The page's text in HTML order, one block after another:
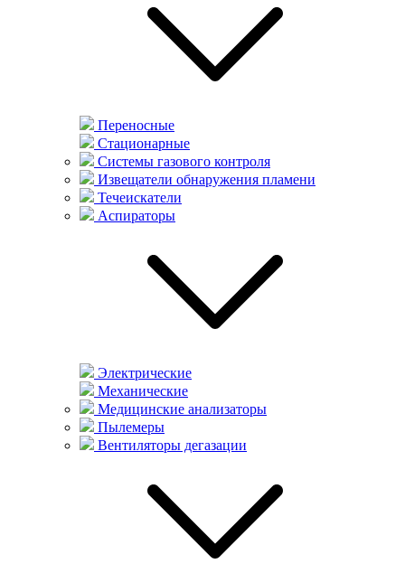
Переносные
Стационарные
Системы газового контроля
Извещатели обнаружения пламени
Течеискатели
Аспираторы
Электрические
Механические
Медицинские анализаторы
Пылемеры
Вентиляторы дегазации